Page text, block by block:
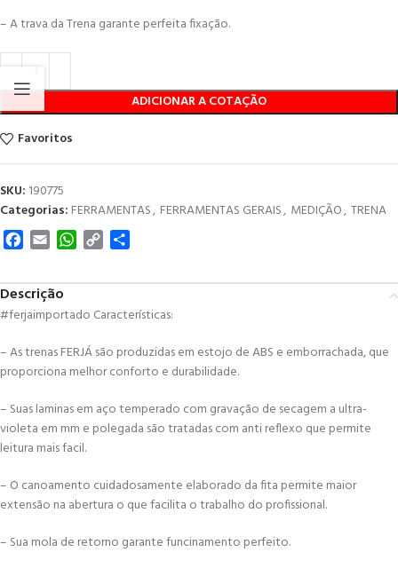
– A trava da Trena garante perfeita fixação.
ADICIONAR A COTAÇÃO
Favoritos
SKU: 190775
Categorias: FERRAMENTAS, FERRAMENTAS GERAIS, MEDIÇÃO, TRENA
Facebook
Email WhatsApp
Copy
Descrição
#ferjaimportado Características:
– As trenas FERJÁ são produzidas em estojo de ABS e emborrachada, que
proporciona melhor conforto e durabilidade.
– Suas laminas em aço temperado com gravação de secagem a ultra-
violeta em mm e polegada são tratadas com anti reflexo que permite
leitura mais facil.
– O canoamento cuidadosamente elaborado da fita permite maior
extensão na abertura o que facilita o trabalho do profissional.
– Sua mola de retorno garante funcinamento perfeito.